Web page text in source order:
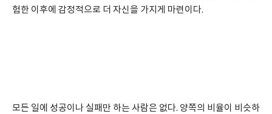
험한 이후에 감정적으로 더 자신을 가지게 마련이다.
모든 일에 성공이나 실패만 하는 사람은 없다. 양쪽의 비율이 비슷하